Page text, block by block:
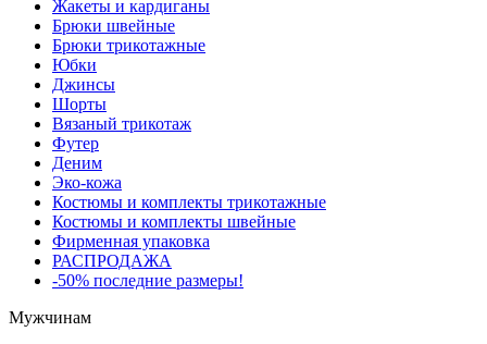
Жакеты и кардиганы
Брюки швейные
Брюки трикотажные
Юбки
Джинсы
Шорты
Вязаный трикотаж
Футер
Деним
Эко-кожа
Костюмы и комплекты трикотажные
Костюмы и комплекты швейные
Фирменная упаковка
РАСПРОДАЖА
-50% последние размеры!
Мужчинам